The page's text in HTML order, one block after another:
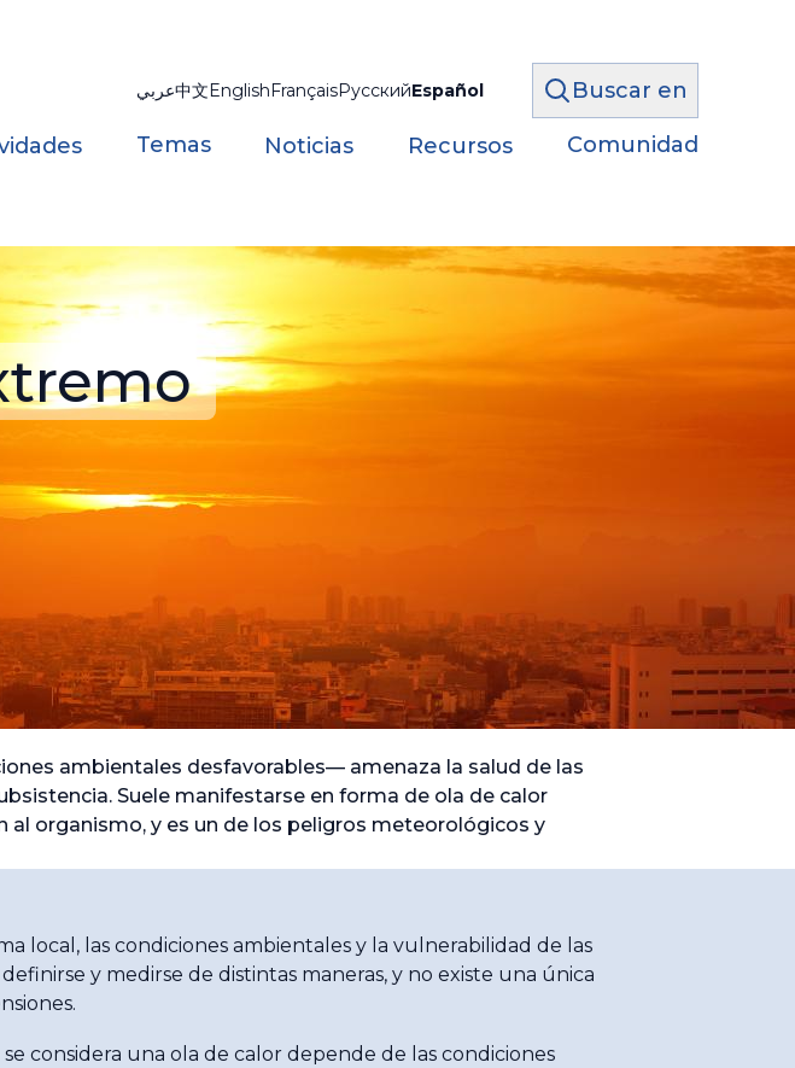
عربي中文EnglishFrançaisРусскийEspañol Buscar en
Temas Noticias Recursos Comunidad
ambientales desfavorables— amenaza la salud de las
Suele manifestarse en forma de ola de calor
organismo, y es un de los peligros meteorológicos y
local, las condiciones ambientales y la vulnerabilidad de las
y medirse de distintas maneras, y no existe una única
considera una ola de calor depende de las condiciones